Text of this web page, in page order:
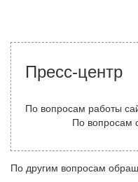
Пресс-центр
По вопросам работы
По вопросам
По другим вопросам